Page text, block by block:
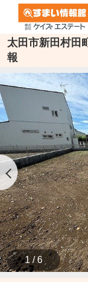
太田市新田村
報
1 / 6